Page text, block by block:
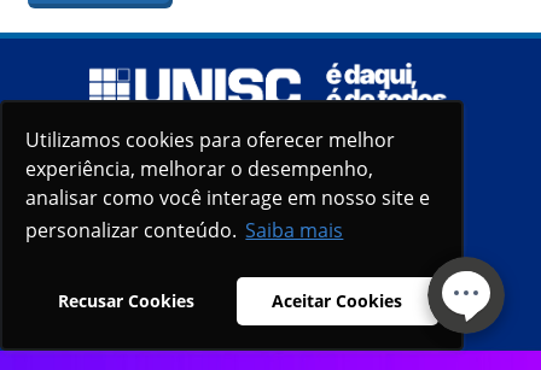
Utilizamos cookies para oferecer melhor
experiência, melhorar o desempenho,
analisar como você interage em nosso site e
personalizar conteúdo. Saiba mais
Recusar Cookies Aceitar Cookies
Utilizamos cookies para oferecer melhor
experiência, melhorar o desempenho,
analisar como você interage em nosso site e
personalizar conteúdo. Saiba mais
Recusar Cookies Aceitar Cookies